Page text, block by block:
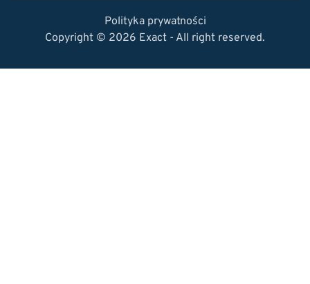
Polityka prywatności
Copyright © 2026 Exact - All right reserved.